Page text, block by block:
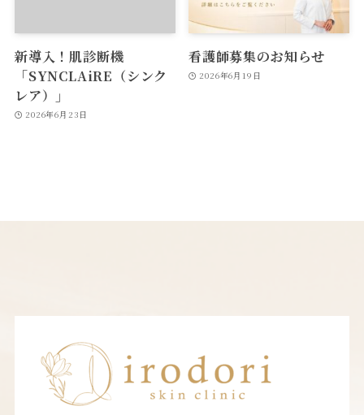
新導入！肌診断機
「SYNCLAiRE（シンク
レア）」
2026年6月23日
看護師募集のお知らせ
2026年6月19日